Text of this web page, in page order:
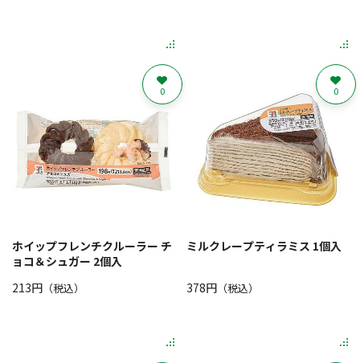
ホイップフレンチクルーラー チ
ョコ＆シュガー 2個入
213円 （税込）
0
ミルクレープティラミス 1個入
378円（税込）
0